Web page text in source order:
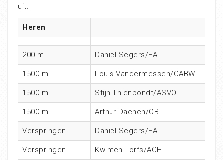
uit:
Heren
200 m Daniel Segers/EA
1500 m Louis Vandermessen/CABW
1500 m Stijn Thienpondt/ASVO
1500 m Arthur Daenen/OB
Verspringen Daniel Segers/EA
Verspringen Kwinten Torfs/ACHL